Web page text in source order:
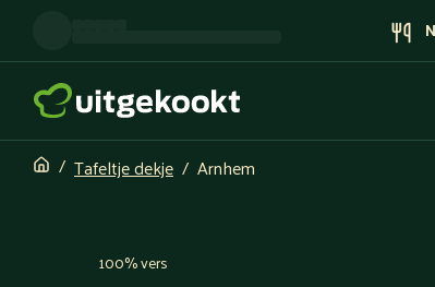
Tafeltje dekje Arnhem
100% vers